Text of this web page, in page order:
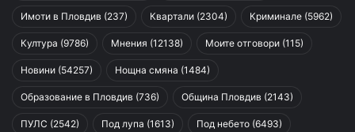
Имоти в Пловдив (237) Квартали (2304) Криминале (5962)
Култура (9786) Мнения (12138) Моите отговори (115)
Новини (54257) Нощна смяна (1484)
Образование в Пловдив (736) Община Пловдив (2143)
ПУЛС (2542) Под лупа (1613) Под небето (6493)